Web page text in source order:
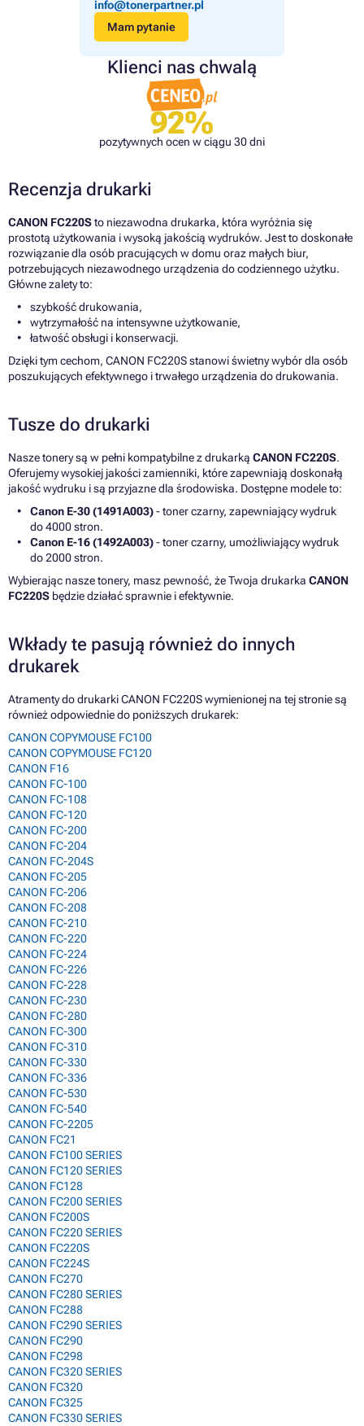
info@tonerpartner.pl
Mam pytanie
Klienci nas chwalą
92%
pozytywnych ocen w ciągu 30 dni
Recenzja drukarki
CANON FC220Sto niezawodna drukarka, która wyróżnia się
prostotą użytkowania i wysoką jakością wydruków. Jest to doskonałe
rozwiązanie dla osób pracujących w domu oraz małych biur,
potrzebujących niezawodnego urządzenia do codziennego użytku.
Główne zalety to:
szybkość drukowania,
wytrzymałość na intensywne użytkowanie,
łatwość obsługi i konserwacji.
Dzięki tym cechom, CANON FC220S stanowi świetny wybór dla osób
poszukujących efektywnego i trwałego urządzenia do drukowania.
Tusze do drukarki
Nasze tonery są w pełni kompatybilne z drukarką CANON FC220S.
Oferujemy wysokiej jakości zamienniki, które zapewniają doskonałą
jakość wydruku i są przyjazne dla środowiska. Dostępne modele to:
Canon E-30 (1491A003)- toner czarny, zapewniający wydruk
do 4000 stron.
Canon E-16 (1492A003)- toner czarny, umożliwiający wydruk
do 2000 stron.
Wybierając nasze tonery, masz pewność, że Twoja drukarka CANON
FC220S będzie działać sprawnie i efektywnie.
Wkłady te pasują również do innych
drukarek
Atramenty do drukarki CANON FC220S wymienionej na tej stronie są
również odpowiednie do poniższych drukarek:
CANON COPYMOUSE FC100
CANON COPYMOUSE FC120
CANON F16
CANON FC-100
CANON FC-108
CANON FC-120
CANON FC-200
CANON FC-204
CANON FC-204S
CANON FC-205
CANON FC-206
CANON FC-208
CANON FC-210
CANON FC-220
CANON FC-224
CANON FC-226
CANON FC-228
CANON FC-230
CANON FC-280
CANON FC-300
CANON FC-310
CANON FC-330
CANON FC-336
CANON FC-530
CANON FC-540
CANON FC-2205
CANON FC21
CANON FC100 SERIES
CANON FC120 SERIES
CANON FC128
CANON FC200 SERIES
CANON FC200S
CANON FC220 SERIES
CANON FC220S
CANON FC224S
CANON FC270
CANON FC280 SERIES
CANON FC288
CANON FC290 SERIES
CANON FC290
CANON FC298
CANON FC320 SERIES
CANON FC320
CANON FC325
CANON FC330 SERIES